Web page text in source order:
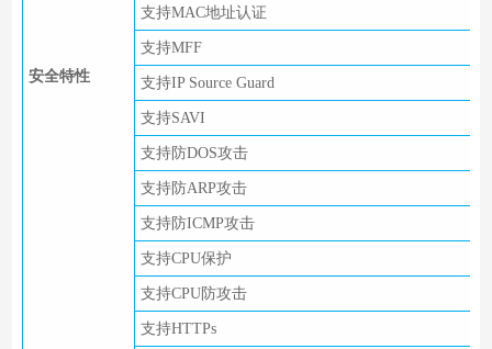
安全特性
支持MAC地址认证
支持MFF
支持IP Source Guard
支持SAVI
支持防DOS攻击
支持防ARP攻击
支持防ICMP攻击
支持CPU保护
支持CPU防攻击
支持HTTPs